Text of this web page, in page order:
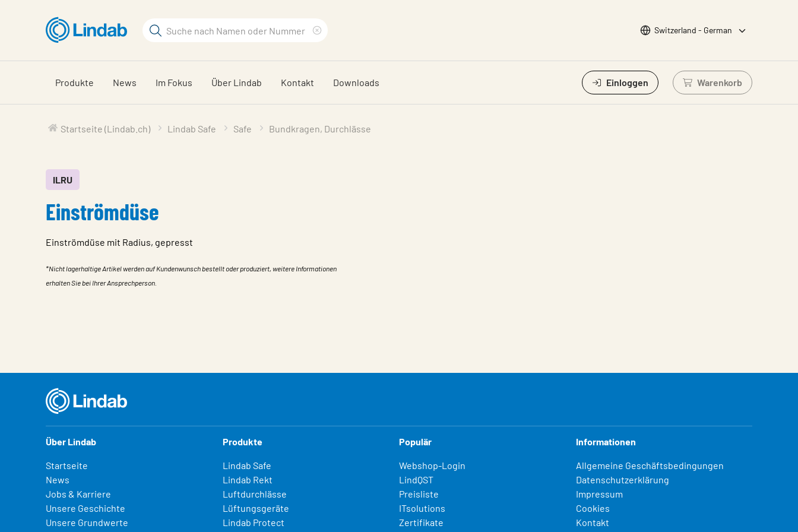
Hauptinhalt
Suchbegriff
durchsuchen
löschen
Sprache wählen
Switzerland - German
Produkte News Im Fokus Über Lindab Kontakt Downloads Einloggen Warenkorb
Einloggen um
Startseite (Lindab.ch) Lindab Safe Safe Bundkragen, Durchlässe
ILRU
Einströmdüse
Einströmdüse mit Radius, gepresst
*Nicht lagerhaltige Artikel werden auf Kundenwunsch bestellt oder produziert, weitere Informationen
erhalten Sie bei Ihrer Ansprechperson.
Über Lindab
Startseite
News
Jobs & Karriere
Unsere Geschichte
Unsere Grundwerte
Produkte
Lindab Safe
Lindab Rekt
Luftdurchlässe
Lüftungsgeräte
Lindab Protect
Populär
Webshop-Login
LindQST
Preisliste
ITsolutions
Zertifikate
Informationen
Allgemeine Geschäftsbedingungen
Datenschutzerklärung
Impressum
Cookies
Kontakt